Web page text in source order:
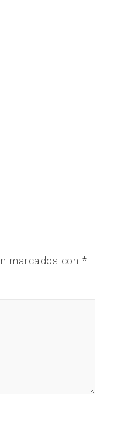
marcados con *